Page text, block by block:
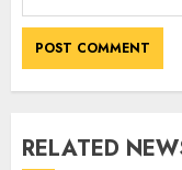
RELATED